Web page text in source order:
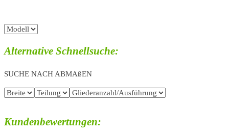
Alternative Schnellsuche:
SUCHE NACH ABMAßEN
Kundenbewertungen: